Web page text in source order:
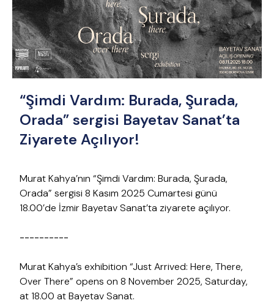
“Şimdi Vardım: Burada, Şurada,
Orada” sergisi Bayetav Sanat’ta
Ziyarete Açılıyor!
Murat Kahya’nın “Şimdi Vardım: Burada, Şurada,
Orada” sergisi 8 Kasım 2025 Cumartesi günü
18.00’de İzmir Bayetav Sanat’ta ziyarete açılıyor.
----------
Murat Kahya’s exhibition “Just Arrived: Here, There,
Over There” opens on 8 November 2025, Saturday,
at 18.00 at Bayetav Sanat.